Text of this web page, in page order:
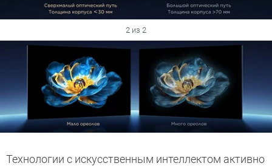
2 из 2
Технологии с искусственным интеллектом активно